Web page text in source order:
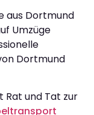
aus Dortmund
Umzüge
Dortmund
Rat und Tat zur